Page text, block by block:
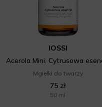
IOSSI
Mgiełki do twarzy
75 zł
50 ml